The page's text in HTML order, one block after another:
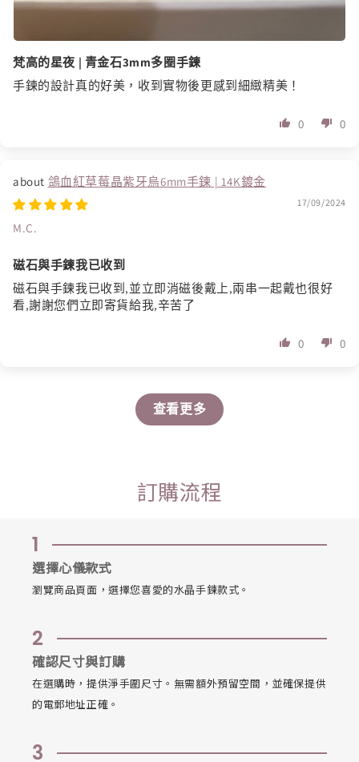
梵高的星夜 | 青金石3mm多圈手鍊
手鍊的設計真的好美，收到實物後更感到細緻精美！
0 0
鴿血紅草莓晶紫牙烏6mm手鍊 | 14K鍍金
17/09/2024
M.C.
磁石與手鍊我已收到
磁石與手鍊我已收到,並立即消磁後戴上,兩串一起戴也很好
看,謝謝您們立即寄貨給我,辛苦了
0 0
查看更多
訂購流程
1
選擇心儀款式
瀏覽商品頁面，選擇您喜愛的水晶手鍊款式。
2
確認尺寸與訂購
在選購時，提供淨手圍尺寸。無需額外預留空間，並確保提供
的電郵地址正確。
3